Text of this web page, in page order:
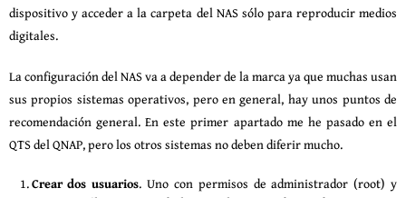
dispositivo y acceder a la carpeta del NAS sólo para reproducir medios
digitales.
La configuración del NAS va a depender de la marca ya que muchas usan
sus propios sistemas operativos, pero en general, hay unos puntos de
recomendación general. En este primer apartado me he pasado en el
QTS del QNAP, pero los otros sistemas no deben diferir mucho.
Crear dos usuarios. Uno con permisos de administrador (root) y